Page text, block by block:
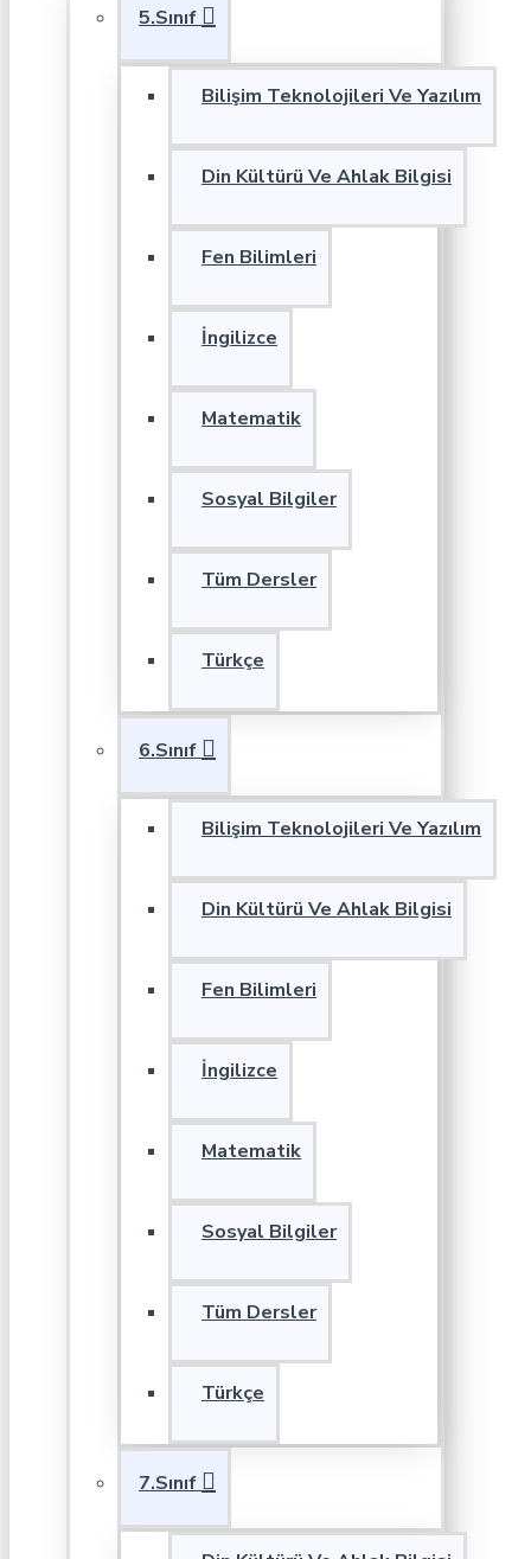
5.Sınıf
Bilişim Teknolojileri Ve Yazılım
Din Kültürü Ve Ahlak Bilgisi
Fen Bilimleri
İngilizce
Matematik
Sosyal Bilgiler
Tüm Dersler
Türkçe
6.Sınıf
Bilişim Teknolojileri Ve Yazılım
Din Kültürü Ve Ahlak Bilgisi
Fen Bilimleri
İngilizce
Matematik
Sosyal Bilgiler
Tüm Dersler
Türkçe
7.Sınıf